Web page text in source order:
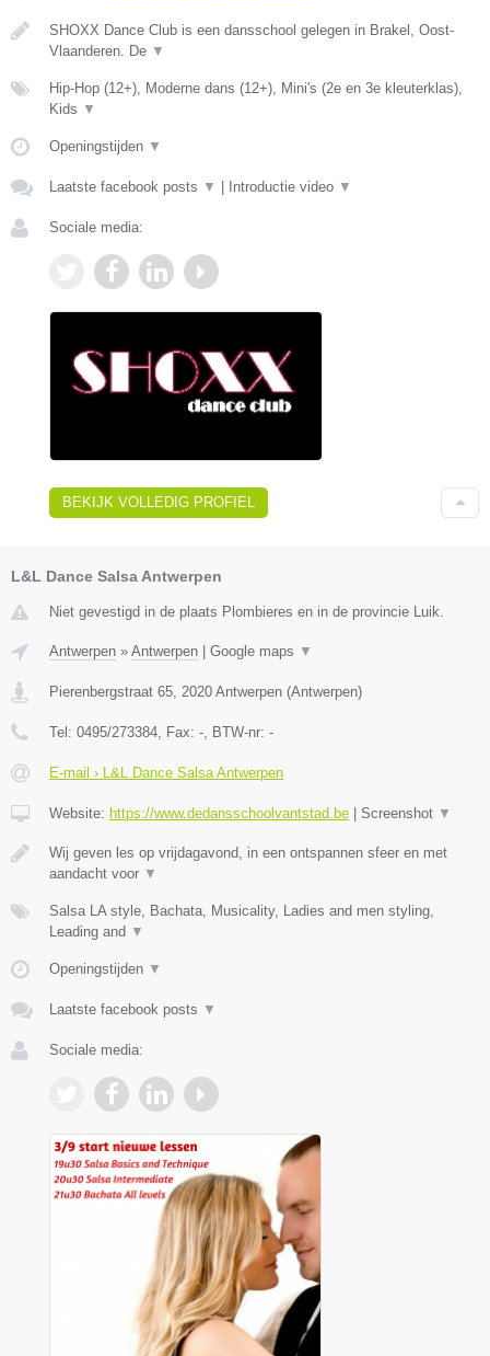
SHOXX Dance Club is een dansschool gelegen in Brakel, Oost-
Vlaanderen. De ▼
Hip-Hop (12+), Moderne dans (12+), Mini's (2e en 3e kleuterklas),
Kids ▼
Openingstijden ▼
Laatste facebook posts ▼ | Introductie video ▼
Sociale media:
BEKIJK VOLLEDIG PROFIEL
L&L Dance Salsa Antwerpen
Niet gevestigd in de plaats Plombieres en in de provincie Luik.
Antwerpen » Antwerpen | Google maps ▼
Pierenbergstraat 65 2020 Antwerpen (Antwerpen)
Tel: 0495/273384 , Fax: - , BTW-nr: -
E-mail › L&L Dance Salsa Antwerpen
Website: https://www.dedansschoolvantstad.be | Screenshot ▼
Wij geven les op vrijdagavond, in een ontspannen sfeer en met
aandacht voor ▼
Salsa LA style, Bachata, Musicality, Ladies and men styling,
Leading and ▼
Openingstijden ▼
Laatste facebook posts ▼
Sociale media: